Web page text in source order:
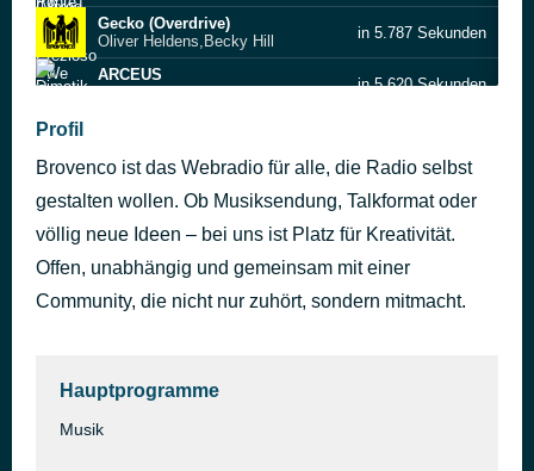
Gecko (Overdrive)
Oliver Heldens,Becky Hill
in 5.787 Sekunden
ARCEUS
in 5.620 Sekunden
2 Times (Audiotricz remix)
Dimitri Vegas & Like Mike & Scooter
Blackout
Blasterjaxx feat. Junior Funke
in 4.393 Sekunden
Weak - Nicolas Julian Remix
AJR
Profil
Brovenco ist das Webradio für alle, die Radio selbst
gestalten wollen. Ob Musiksendung, Talkformat oder
völlig neue Ideen – bei uns ist Platz für Kreativität.
Offen, unabhängig und gemeinsam mit einer
Community, die nicht nur zuhört, sondern mitmacht.
Hauptprogramme
Musik